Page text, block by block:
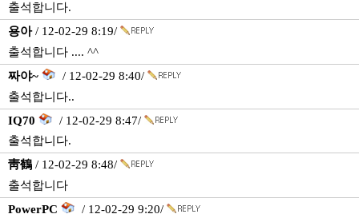
출석합니다.
용아/ 12-02-29 8:19/
출석합니다 .... ^^
짜야~
/ 12-02-29 8:40/
출석합니다..
IQ70
/ 12-02-29 8:47/
출석합니다.
靑鶴 / 12-02-29 8:48/
출석합니다
PowerPC
/ 12-02-29 9:20/